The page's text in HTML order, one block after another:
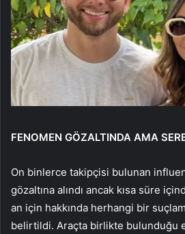
FENOMEN GÖZALTINDA AMA
On binlerce takipçisi bulunan
gözaltına alındı ancak kısa süre
an için hakkında herhangi bir
belirtildi. Araçta birlikte bulunduğu